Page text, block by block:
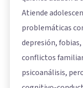
Atiende
problemáticas
depresión,
conflictos
psicoanálisis,